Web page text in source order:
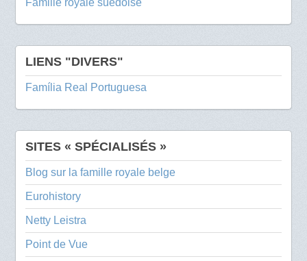
LIENS "DIVERS"
Família Real Portuguesa
SITES « SPÉCIALISÉS »
Blog sur la famille royale belge
Eurohistory
Netty Leistra
Point de Vue